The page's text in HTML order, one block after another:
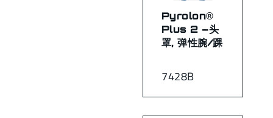
7428B
Pyrolon®
Plus 2 –头
罩, 弹性腕/踝